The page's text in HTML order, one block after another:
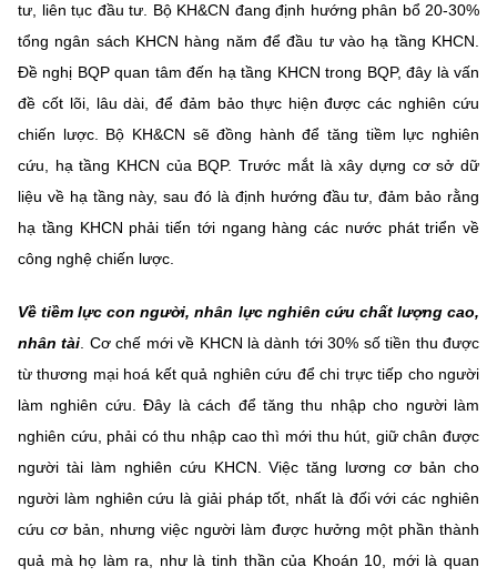
tư, liên tục đầu tư. Bộ KH&CN đang định hướng phân bổ 20-30%
tổng ngân sách KHCN hàng năm để đầu tư vào hạ tầng KHCN.
Đề nghị BQP quan tâm đến hạ tầng KHCN trong BQP, đây là vấn
đề cốt lõi, lâu dài, để đảm bảo thực hiện được các nghiên cứu
chiến lược. Bộ KH&CN sẽ đồng hành để tăng tiềm lực nghiên
cứu, hạ tầng KHCN của BQP. Trước mắt là xây dựng cơ sở dữ
liệu về hạ tầng này, sau đó là định hướng đầu tư, đảm bảo rằng
hạ tầng KHCN phải tiến tới ngang hàng các nước phát triển về
công nghệ chiến lược.
Về tiềm lực con người, nhân lực nghiên cứu chất lượng cao,
nhân tài . Cơ chế mới về KHCN là dành tới 30% số tiền thu được
từ thương mại hoá kết quả nghiên cứu để chi trực tiếp cho người
làm nghiên cứu. Đây là cách để tăng thu nhập cho người làm
nghiên cứu, phải có thu nhập cao thì mới thu hút, giữ chân được
người tài làm nghiên cứu KHCN. Việc tăng lương cơ bản cho
người làm nghiên cứu là giải pháp tốt, nhất là đối với các nghiên
cứu cơ bản, nhưng việc người làm được hưởng một phần thành
quả mà họ làm ra, như là tinh thần của Khoán 10, mới là quan